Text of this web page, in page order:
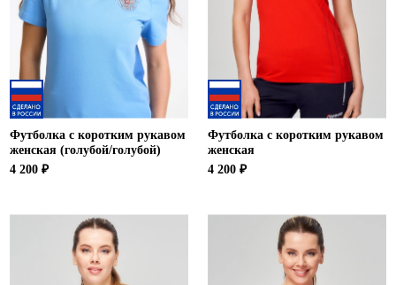
Футболка с коротким рукавом
женская (голубой/голубой)
4 200 ₽
Футболка с коротким рукавом
женская
4 200 ₽